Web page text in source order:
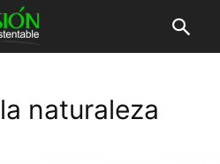
naturaleza